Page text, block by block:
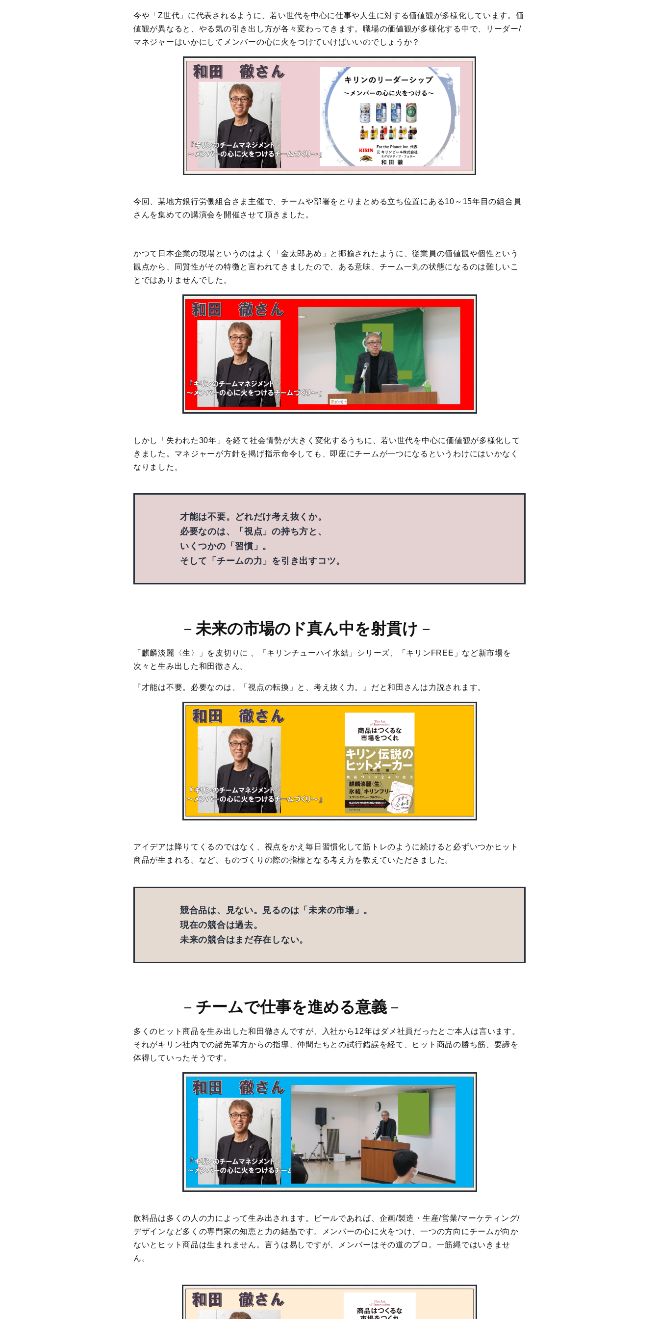
今や「Z世代」に代表されるように、若い世代を中心に仕事や人生に対する価値観が多様化しています。価
値観が異なると、やる気の引き出し方が各々変わってきます。職場の価値観が多様化する中で、リーダー/
マネジャーはいかにしてメンバーの心に火をつけていけばいいのでしょうか？
今回、某地方銀行労働組合さま主催で、チームや部署をとりまとめる立ち位置にある10～15年目の組合員
さんを集めての講演会を開催させて頂きました。
かつて日本企業の現場というのはよく「金太郎あめ」と揶揄されたように、従業員の価値観や個性という
観点から、同質性がその特徴と言われてきましたので、ある意味、チーム一丸の状態になるのは難しいこ
とではありませんでした。
しかし「失われた30年」を経て社会情勢が大きく変化するうちに、若い世代を中心に価値観が多様化して
きました。マネジャーが方針を掲げ指示命令しても、即座にチームが一つになるというわけにはいかなく
なりました。
才能は不要。どれだけ考え抜くか。
必要なのは、「視点」の持ち⽅と、
いくつかの「習慣」。
そして「チームの⼒」を引き出すコツ。
－ 未来の市場のド真ん中を射貫け －
「麒麟淡麗〈生〉」を皮切りに 、「キリンチューハイ氷結」シリーズ、「キリンFREE」など新市場を
次々と生み出した和田徹さん。
『才能は不要。必要なのは、「視点の転換」と、考え抜く力。』だと和田さんは力説されます。
アイデアは降りてくるのではなく、視点をかえ毎日習慣化して筋トレのように続けると必ずいつかヒット
商品が生まれる。など、ものづくりの際の指標となる考え方を教えていただきました。
競合品は、⾒ない。⾒るのは「未来の市場」。
現在の競合は過去。
未来の競合はまだ存在しない。
－ チームで仕事を進める意義 －
多くのヒット商品を生み出した和田徹さんですが、入社から12年はダメ社員だったとご本人は言います。
それがキリン社内での諸先輩方からの指導、仲間たちとの試行錯誤を経て、ヒット商品の勝ち筋、要諦を
体得していったそうです。
飲料品は多くの人の力によって生み出されます。ビールであれば、企画/製造・生産/営業/マーケティング/
デザインなど多くの専門家の知恵と力の結晶です。メンバーの心に火をつけ、一つの方向にチームが向か
ないとヒット商品は生まれません。言うは易しですが、メンバーはその道のプロ。一筋縄ではいきませ
ん。